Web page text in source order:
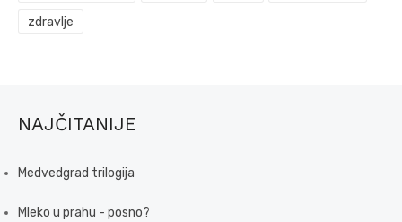
zdravlje
NAJČITANIJE
Medvedgrad trilogija
Mleko u prahu - posno?